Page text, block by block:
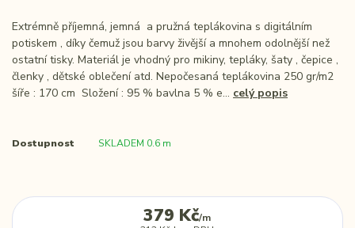
Extrémně příjemná, jemná a pružná teplákovina s digitálním
potiskem , díky čemuž jsou barvy živější a mnohem odolnější než
ostatní tisky. Materiál je vhodný pro mikiny, tepláky, šaty , čepice ,
členky , dětské oblečení atd. Nepočesaná teplákovina 250 gr/m2
šíře : 170 cm Složení : 95 % bavlna 5 % e... celý popis
Dostupnost SKLADEM 0.6 m
379 Kč/m